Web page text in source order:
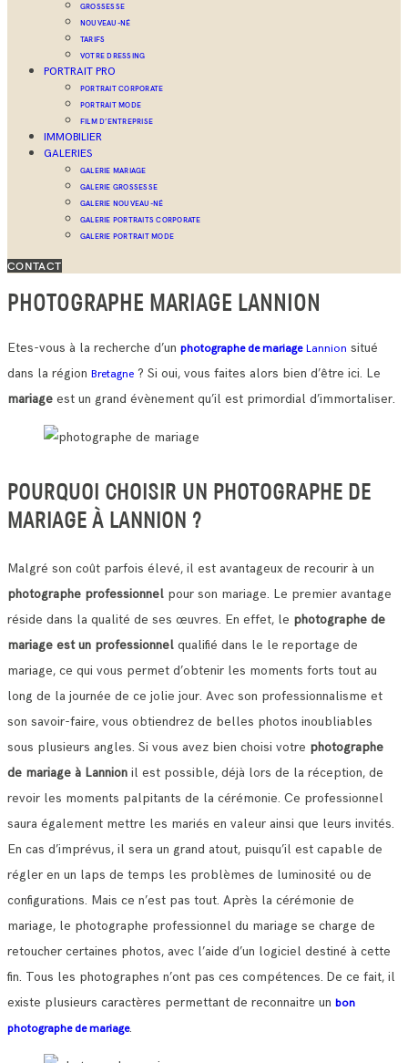
GROSSESSE
NOUVEAU-NÉ
TARIFS
VOTRE DRESSING
PORTRAIT PRO
PORTRAIT CORPORATE
PORTRAIT MODE
FILM D’ENTREPRISE
IMMOBILIER
GALERIES
GALERIE MARIAGE
GALERIE GROSSESSE
GALERIE NOUVEAU-NÉ
GALERIE PORTRAITS CORPORATE
GALERIE PORTRAIT MODE
CONTACT
PHOTOGRAPHE MARIAGE LANNION
Etes-vous à la recherche d’un photographe de mariage Lannion situé
dans la région Bretagne ? Si oui, vous faites alors bien d’être ici. Le
mariage est un grand évènement qu’il est primordial d’immortaliser.
POURQUOI CHOISIR UN PHOTOGRAPHE DE
MARIAGE À LANNION ?
Malgré son coût parfois élevé, il est avantageux de recourir à un
photographe professionnel pour son mariage. Le premier avantage
réside dans la qualité de ses œuvres. En effet, le photographe de
mariage est un professionnel qualifié dans le le reportage de
mariage, ce qui vous permet d’obtenir les moments forts tout au
long de la journée de ce jolie jour. Avec son professionnalisme et
son savoir-faire, vous obtiendrez de belles photos inoubliables
sous plusieurs angles. Si vous avez bien choisi votre photographe
de mariage à Lannion il est possible, déjà lors de la réception, de
revoir les moments palpitants de la cérémonie. Ce professionnel
saura également mettre les mariés en valeur ainsi que leurs invités.
En cas d’imprévus, il sera un grand atout, puisqu’il est capable de
régler en un laps de temps les problèmes de luminosité ou de
configurations. Mais ce n’est pas tout. Après la cérémonie de
mariage, le photographe professionnel du mariage se charge de
retoucher certaines photos, avec l’aide d’un logiciel destiné à cette
fin. Tous les photographes n’ont pas ces compétences. De ce fait, il
existe plusieurs caractères permettant de reconnaitre un bon
photographe de mariage.